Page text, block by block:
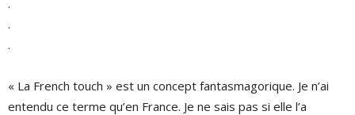
.
.
« La French touch » est un concept fantasmagorique. Je n’ai
entendu ce terme qu’en France. Je ne sais pas si elle l’a